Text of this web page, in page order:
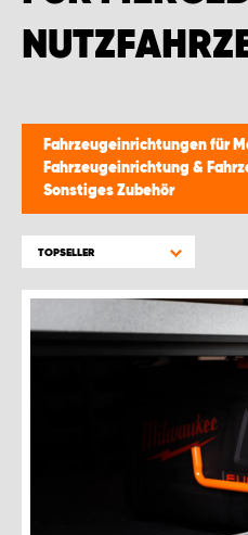
Fahrzeugeinrichtungen für
Fahrzeugeinrichtung &
Sonstiges Zubehör
TOPSELLER
WORK SYSTEM BRÜSSEL
WORK SYSTEM NAMEN
WORK SYSTEM WORK SYSTEM BRÜGGE